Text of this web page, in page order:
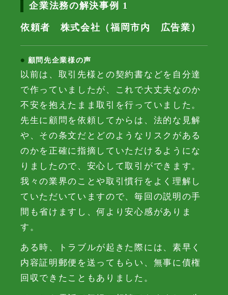
企業法務の解決事例 1
依頼者 株式会社（福岡市内 広告業）
顧問先企業様の声
以前は、取引先様との契約書などを自分達
で作っていましたが、これで大丈夫なのか
不安を抱えたまま取引を行っていました。
先生に顧問を依頼してからは、法的な見解
や、その条文だとどのようなリスクがある
のかを正確に指摘していただけるようにな
りましたので、安心して取引ができます。
我々の業界のことや取引慣行をよく理解し
ていただいていますので、毎回の説明の手
間も省けますし、何より安心感がありま
す。
ある時、トラブルが起きた際には、素早く
内容証明郵便を送ってもらい、無事に債権
回収できたこともありました。